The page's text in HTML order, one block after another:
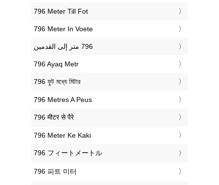
‎796 Meter Till Fot
‎796 Meter In Voete
‎796 Ayaq Metr
‎796 ফুট মধ্যে মিটার
‎796 Metres A Peus
‎796 मीटर से पैरे
‎796 Meter Ke Kaki
‎796 フィートメートル
‎796 피트 미터